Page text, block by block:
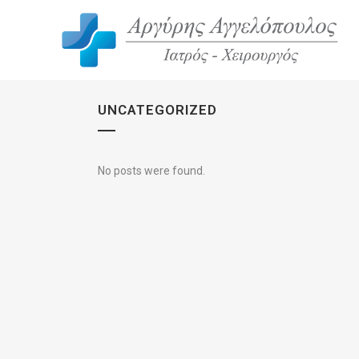
UNCATEGORIZED
No posts were found.